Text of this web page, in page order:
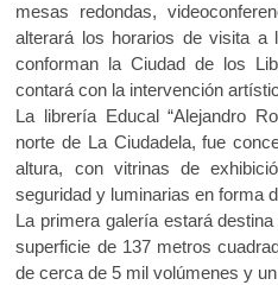
mesas redondas,
alterará los horarios de visita a
conforman la Ciudad de los
contará con la intervención
La librería Educal “Alejandro
norte de La Ciudadela, fue
altura, con vitrinas de
seguridad y luminarias en forma
La primera galería estará
superficie de 137 metros
de cerca de 5 mil volúmenes y